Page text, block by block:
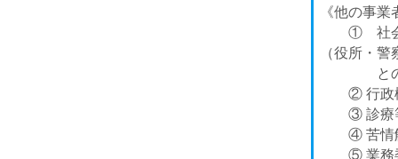
《他の事
① 社会福
（役所・
との
② 行政機
③ 診療等
④ 苦情解
⑤ 業務委